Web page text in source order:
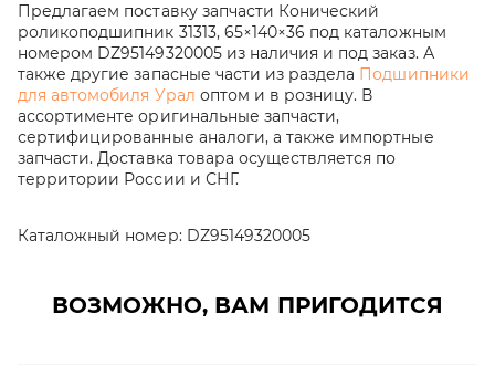
Предлагаем поставку запчасти Конический
роликоподшипник 31313, 65×140×36 под каталожным
номером DZ95149320005 из наличия и под заказ. А
также другие запасные части из раздела Подшипники
для автомобиля Урал оптом и в розницу. В
ассортименте оригинальные запчасти,
сертифицированные аналоги, а также импортные
запчасти. Доставка товара осуществляется по
территории России и СНГ.
Каталожный номер: DZ95149320005
ВОЗМОЖНО, ВАМ ПРИГОДИТСЯ